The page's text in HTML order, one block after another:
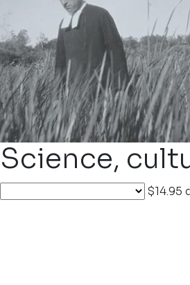
Science,
$14.95